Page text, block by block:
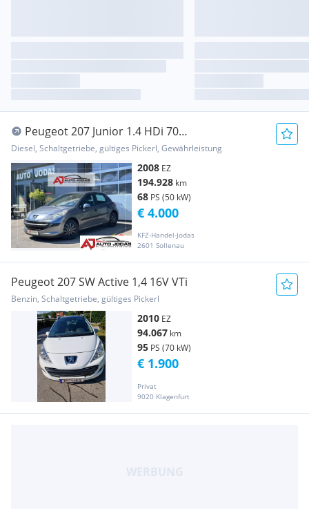
Peugeot 207 Junior 1.4 HDi 70
**Bluetooth/Klima**
Diesel, Schaltgetriebe, gültiges Pickerl, Gewährleistung
2008 EZ
194.928 km
68 PS (50 kW)
KFZ-Handel-Jodas
2601 Sollenau
€ 4.000
Peugeot 207 SW Active 1,4 16V VTi
Benzin, Schaltgetriebe, gültiges Pickerl
2010 EZ
94.067 km
95 PS (70 kW)
Privat
9020 Klagenfurt
€ 1.900